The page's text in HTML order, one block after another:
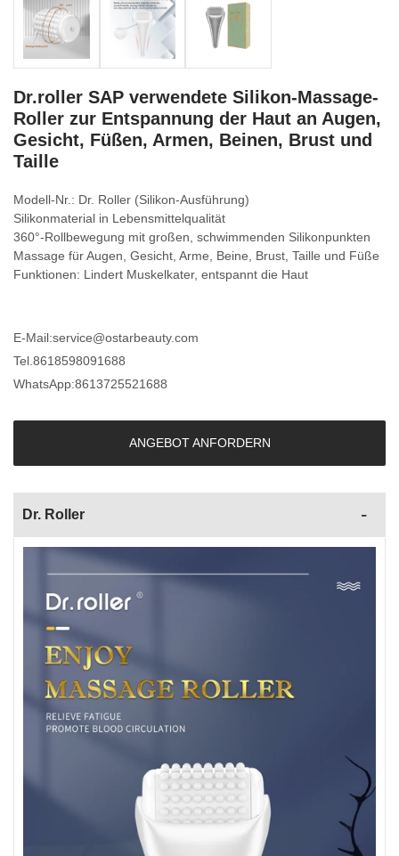
Dr.roller SAP verwendete Silikon-Massage-
Roller zur Entspannung der Haut an Augen,
Gesicht, Füßen, Armen, Beinen, Brust und
Taille
Modell-Nr.: Dr. Roller (Silikon-Ausführung)
Silikonmaterial in Lebensmittelqualität
360°-Rollbewegung mit großen, schwimmenden Silikonpunkten
Massage für Augen, Gesicht, Arme, Beine, Brust, Taille und Füße
Funktionen: Lindert Muskelkater, entspannt die Haut
E-Mail:service@ostarbeauty.com
Tel. 8618598091688
WhatsApp:8613725521688
ANGEBOT ANFORDERN
Dr. Roller